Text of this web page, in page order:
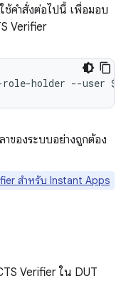
ช้คำสั่งต่อไปนี้ เพื่อมอบ
Verifier
าของระบบอย่างถูกต้อง
สำหรับ Instant Apps
Verifier ใน DUT